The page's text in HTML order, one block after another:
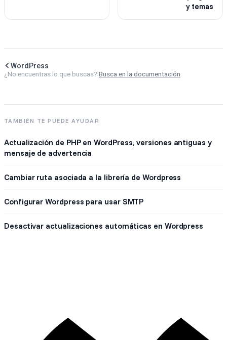
y temas
WordPress
¿No encuentras lo que buscas? Busca en la documentación
TAMBIÉN TE PUEDE AYUDAR
Actualización de PHP en WordPress, versiones antiguas y
mensaje de advertencia
Cambiar ruta asociada a la librería de Wordpress
Configurar Wordpress para usar SMTP
Desactivar actualizaciones automáticas en Wordpress